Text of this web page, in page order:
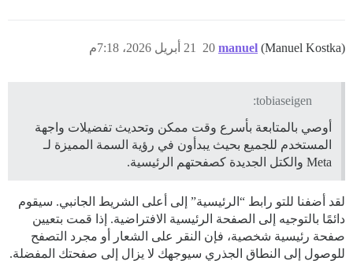
manuel (Manuel Kostka) 21 أبريل 2026، 7:18م 20
tobiaseigen:
أوصي بالمتابعة بأسرع وقت ممكن وتحديث تفضيلات واجهة
المستخدم للجميع بحيث يبدأون في رؤية السمة المميزة لـ
Meta والكتل الجديدة كصفحتهم الرئيسية.
لقد أضفنا للتو رابط “الرئيسية” إلى أعلى الشريط الجانبي. سيقوم
دائمًا بالتوجيه إلى الصفحة الرئيسية الافتراضية. إذا قمت بتعيين
صفحة رئيسية شخصية، فإن النقر على الشعار أو مجرد التصفح
للوصول إلى النطاق الجذري سيوجهك لا يزال إلى صفحتك المفضلة.